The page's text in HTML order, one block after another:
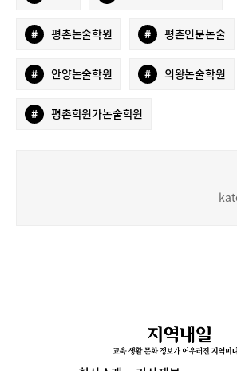
# 평촌논술학원 # 평촌인문논술
# 안양논술학원 # 의왕논술학원
# 평촌학원가논술학원